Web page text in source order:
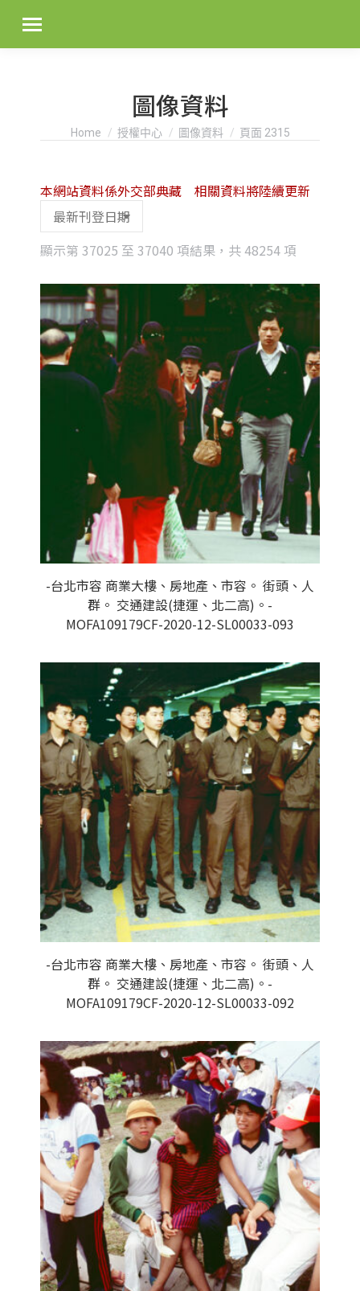
圖像資料
You are here:
Home 授權中心 圖像資料 頁面 2315
顯示第 37025 至 37040 項結果，共 48254 項
latest
本網站資料係外交部典藏 相關資料將陸續更新
-台北市容 商業大樓、房地產、市容。 街頭、人
群。 交通建設(捷運、北二高)。-
MOFA109179CF-2020-12-SL00033-093
-台北市容 商業大樓、房地產、市容。 街頭、人
群。 交通建設(捷運、北二高)。-
MOFA109179CF-2020-12-SL00033-092